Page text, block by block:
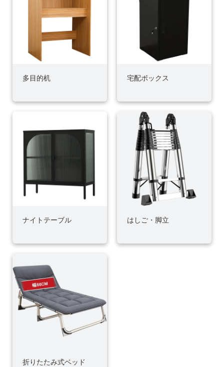
多目的机 宅配ボックス
ナイトテーブル はしご・脚立
折りたたみ式ベッド